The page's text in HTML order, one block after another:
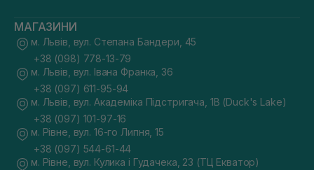
МАГАЗИНИ
м. Львів, вул. Степана Бандери, 45
+38 (098) 778-13-79
м. Львів, вул. Івана Франка, 36
+38 (097) 611-95-94
м. Львів, вул. Академіка Підстригача, 1В (Duck's Lake)
+38 (097) 101-97-16
м. Рівне, вул. 16-го Липня, 15
+38 (097) 544-61-44
м. Рівне, вул. Кулика і Гудачека, 23 (ТЦ Екватор)